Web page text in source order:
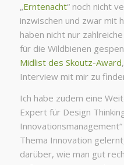
„Erntenacht“ noch nicht
inzwischen und zwar mit
haben nicht nur
für die Wildbienen
Midlist des Skoutz-Award
Interview mit mir zu
Ich habe zudem eine
Expert für Design
Thema Innovation
darüber, wie man gut